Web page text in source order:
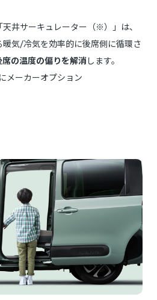
井サーキュレーター（※）」は、
気/冷気を効率的に後席側に循環さ
席の温度の偏りを解消します。
メーカーオプション